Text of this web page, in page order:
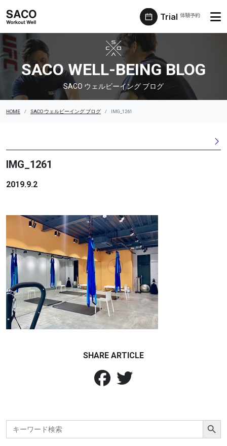
Trial 体験予約
SACO ウェルビーイング ブログ
SACO WELL-BEING BLOG
SACO ウェルビーイング ブログ
HOME SACO ウェルビーイング ブログ IMG_1261
IMG_1261
2019.9.2
SHARE ARTICLE
Search
for:
Search Button